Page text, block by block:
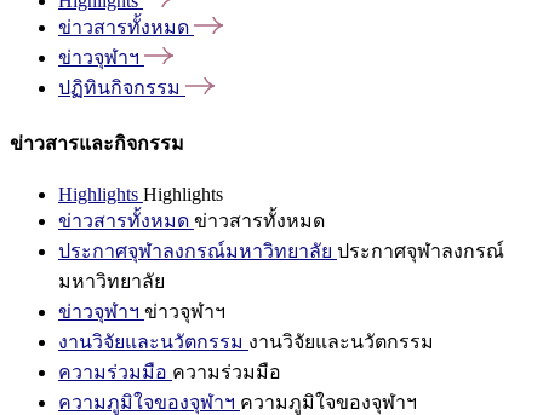
ข่าวสารทั้งหมด
ข่าวจุฬาฯ
ปฏิทินกิจกรรม
ข่าวสารและกิจกรรม
Highlights Highlights
ข่าวสารทั้งหมด ข่าวสารทั้งหมด
ประกาศจุฬาลงกรณ์มหาวิทยาลัย ประกาศจุฬาลงกรณ์
มหาวิทยาลัย
ข่าวจุฬาฯ ข่าวจุฬาฯ
งานวิจัยและนวัตกรรม งานวิจัยและนวัตกรรม
ความร่วมมือ ความร่วมมือ
ความภูมิใจของจุฬาฯ ความภูมิใจของจุฬาฯ